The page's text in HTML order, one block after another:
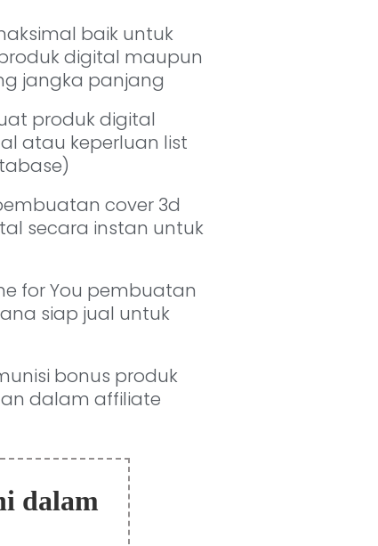
baik untuk
digital maupun
jangka panjang
produk digital
atau keperluan list
cover 3d
secara instan untuk
for You pembuatan
siap jual untuk
bonus produk
dalam affiliate
dalam